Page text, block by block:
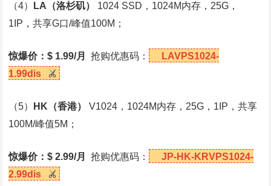
（4） LA （洛杉矶）
1024 SSD，1024M内存，25G，
1IP，共享G口/峰值100M；
惊爆价：$ 1.99/月 抢购优惠码：
LAVPS1024-
1.99dis
（5） HK （香港）
V1024，1024M内存，25G，1IP，共享
100M/峰值5M；
惊爆价：$ 2.99/月 抢购优惠码：
JP-HK-KRVPS1024-
2.99dis